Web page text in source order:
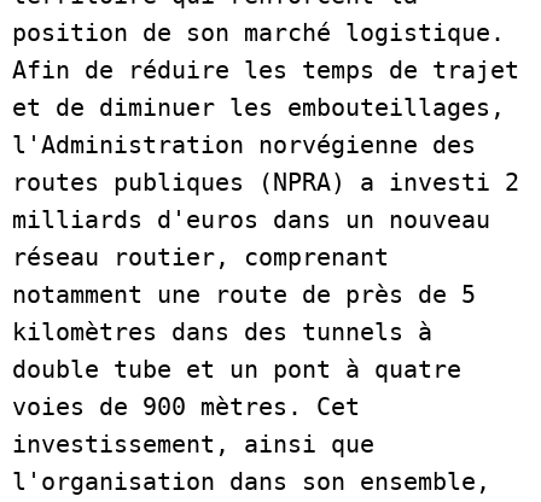
position de son marché logistique.
Afin de réduire les temps de trajet
et de diminuer les embouteillages,
l'Administration norvégienne des
routes publiques (NPRA) a investi 2
milliards d'euros dans un nouveau
réseau routier, comprenant
notamment une route de près de 5
kilomètres dans des tunnels à
double tube et un pont à quatre
voies de 900 mètres. Cet
investissement, ainsi que
l'organisation dans son ensemble,